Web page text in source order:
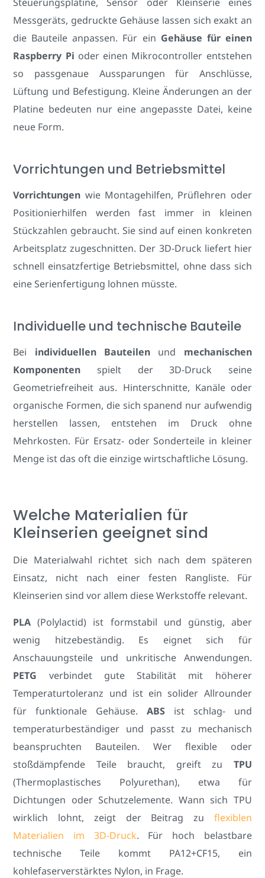
Messgeräts, gedruckte Gehäuse lassen sich exakt an
die Bauteile anpassen. Für ein Gehäuse für einen
Raspberry Pi oder einen Mikrocontroller entstehen
so passgenaue Aussparungen für Anschlüsse,
Lüftung und Befestigung. Kleine Änderungen an der
Platine bedeuten nur eine angepasste Datei, keine
neue Form.
Vorrichtungen und Betriebsmittel
Vorrichtungen wie Montagehilfen, Prüflehren oder
Positionierhilfen werden fast immer in kleinen
Stückzahlen gebraucht. Sie sind auf einen konkreten
Arbeitsplatz zugeschnitten. Der 3D-Druck liefert hier
schnell einsatzfertige Betriebsmittel, ohne dass sich
eine Serienfertigung lohnen müsste.
Individuelle und technische Bauteile
Bei individuellen Bauteilen und mechanischen
Komponenten spielt der 3D-Druck seine
Geometriefreiheit aus. Hinterschnitte, Kanäle oder
organische Formen, die sich spanend nur aufwendig
herstellen lassen, entstehen im Druck ohne
Mehrkosten. Für Ersatz- oder Sonderteile in kleiner
Menge ist das oft die einzige wirtschaftliche Lösung.
Welche Materialien für
Kleinserien geeignet sind
Die Materialwahl richtet sich nach dem späteren
Einsatz, nicht nach einer festen Rangliste. Für
Kleinserien sind vor allem diese Werkstoffe relevant.
PLA (Polylactid) ist formstabil und günstig, aber
wenig hitzebeständig. Es eignet sich für
Anschauungsteile und unkritische Anwendungen.
PETG verbindet gute Stabilität mit höherer
Temperaturtoleranz und ist ein solider Allrounder
für funktionale Gehäuse. ABS ist schlag- und
temperaturbeständiger und passt zu mechanisch
beanspruchten Bauteilen. Wer flexible oder
stoßdämpfende Teile braucht, greift zu TPU
(Thermoplastisches Polyurethan), etwa für
Dichtungen oder Schutzelemente. Wann sich TPU
wirklich lohnt, zeigt der Beitrag zu flexiblen
Materialien im 3D-Druck. Für hoch belastbare
technische Teile kommt PA12+CF15, ein
kohlefaserverstärktes Nylon, in Frage.